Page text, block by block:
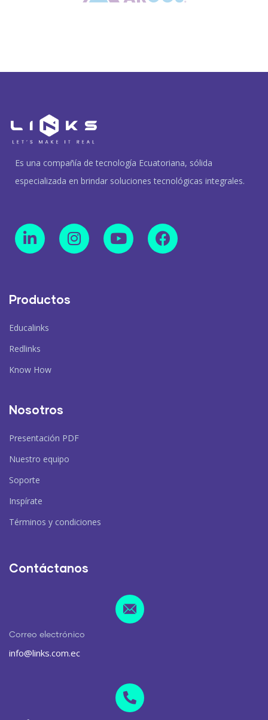
Es una compañía de tecnología Ecuatoriana, sólida
especializada en brindar soluciones tecnológicas integrales.
Productos
Educalinks
Redlinks
Know How
Nosotros
Presentación PDF
Nuestro equipo
Soporte
Inspírate
Términos y condiciones
Contáctanos
Correo electrónico
info@links.com.ec